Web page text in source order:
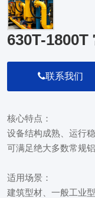
630T-
联系我们
核心特点：
设备结构成熟、运行稳
可满足绝大多数常规
适用场景：
建筑型材、一般工业